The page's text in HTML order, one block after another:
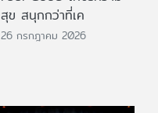
สุข สนุกกว่าที่เค
26 กรกฎาคม 2026